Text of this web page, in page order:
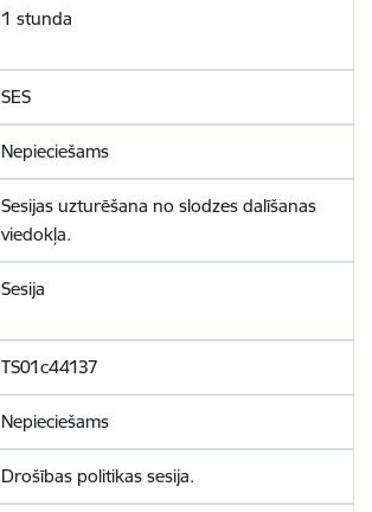
1 stunda
SES
Nepieciešams
Sesijas uzturēšana no slodzes dalīšanas
viedokļa.
Sesija
TS01c44137
Nepieciešams
Drošības politikas sesija.